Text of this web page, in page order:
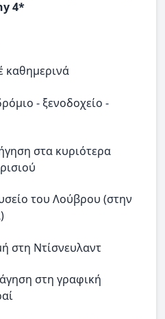
4*
καθημερινά
- ξενοδοχείο -
στα κυριότερα
του Λούβρου (στην
στη Ντίσνευλαντ
στη γραφική